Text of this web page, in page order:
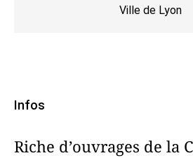
Ville de Lyon
Infos
Riche d’ouvrages de la